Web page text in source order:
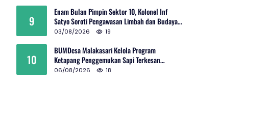
9
Enam Bulan Pimpin Sektor 10, Kolonel Inf
Satyo Soroti Pengawasan Limbah dan Budaya
Kelola Sampah
03/08/2026 19
10
BUMDesa Malakasari Kelola Program
Ketapang Penggemukan Sapi Terkesan
Simpang Siur
06/08/2026 18